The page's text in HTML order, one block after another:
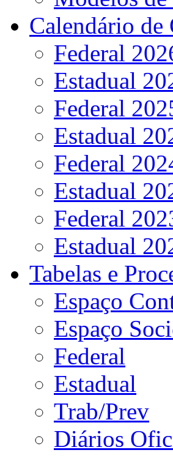
Calendário de
Federal
Estadual
Federal
Estadual
Federal
Estadual
Federal
Estadual
Tabelas e
Espaço
Espaço
Federal
Estadual
Trab/Prev
Diários